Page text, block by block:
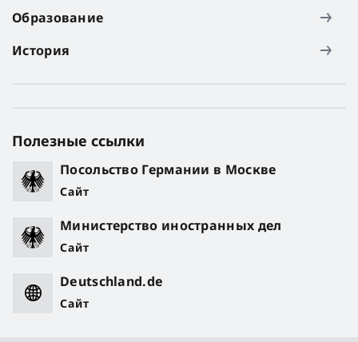
Образование
История
Полезные ссылки
Посольство Германии в Москве
Сайт
Министерство иностранных дел
Сайт
Deutschland.de
Сайт